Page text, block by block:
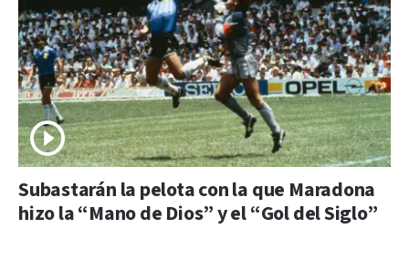
Subastarán la pelota con la que Maradona
hizo la “Mano de Dios” y el “Gol del Siglo”